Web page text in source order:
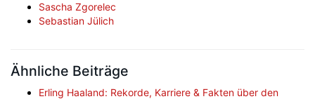
Sascha Zgorelec
Sebastian Jülich
Ähnliche Beiträge
Erling Haaland: Rekorde, Karriere & Fakten über den